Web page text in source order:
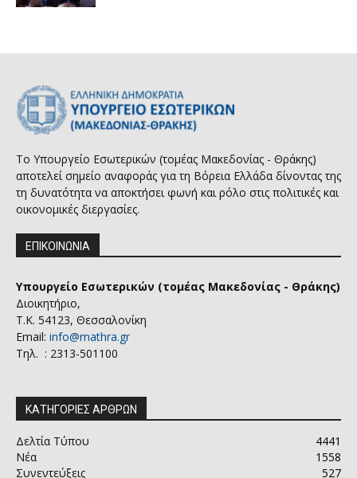
Το Υπουργείο Εσωτερικών (τομέας Μακεδονίας - Θράκης)
αποτελεί σημείο αναφοράς για τη Βόρεια Ελλάδα δίνοντας της
τη δυνατότητα να αποκτήσει φωνή και ρόλο στις πολιτικές και
οικονομικές διεργασίες.
ΕΠΙΚΟΙΝΩΝΙΑ
Υπουργείο Εσωτερικών (τομέας Μακεδονίας - Θράκης)
Διοικητήριο,
Τ.Κ. 54123, Θεσσαλονίκη
Email: info@mathra.gr
Τηλ. : 2313-501100
ΚΑΤΗΓΟΡΙΕΣ ΑΡΘΡΩΝ
Δελτία Τύπου
4441
Νέα
1558
Συνεντεύξεις
527